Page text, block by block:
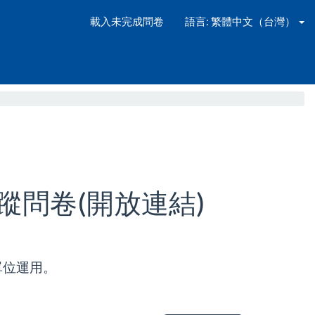
載入未完成問卷 語言: 繁體中文（台灣）
問卷(開放連結)
運用。